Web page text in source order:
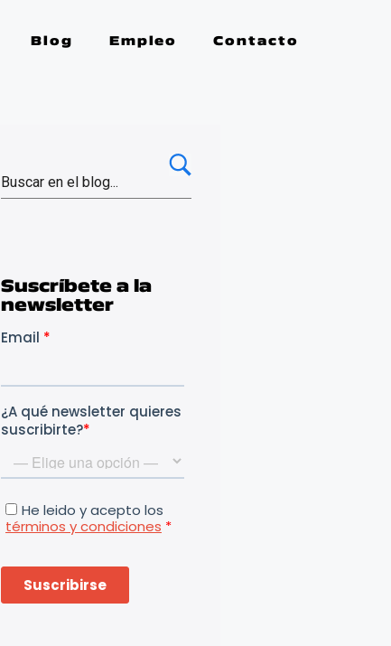
Blog Empleo Contacto
Suscríbete a la
newsletter